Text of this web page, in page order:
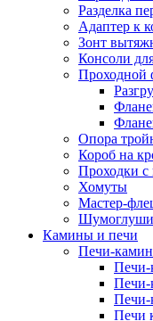
Разделка
Адаптер к
Зонт
Консоли
Проходной
Опора
Короб на
Проходки с
Хомуты
Мастер-
Камины и печи
Печи-
Печи-
Печи-
Печи